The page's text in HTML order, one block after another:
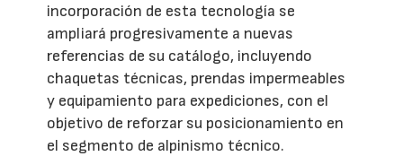
incorporación de esta tecnología se
ampliará progresivamente a nuevas
referencias de su catálogo, incluyendo
chaquetas técnicas, prendas impermeables
y equipamiento para expediciones, con el
objetivo de reforzar su posicionamiento en
el segmento de alpinismo técnico.